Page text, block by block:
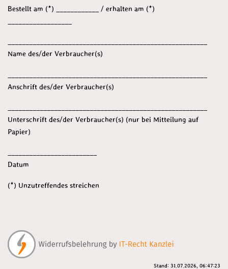
Bestellt am (*) ____________ / erhalten am (*)
Name des/der Verbraucher(s)
Anschrift des/der Verbraucher(s)
Unterschrift des/der Verbraucher(s) (nur bei Mitteilung auf
Papier)
Datum
(*) Unzutreffendes streichen
Stand: 31.07.2026, 06:47:23